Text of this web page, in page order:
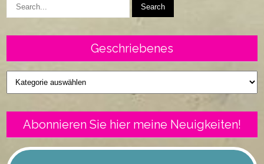
Geschriebenes
Geschriebenes
Abonnieren Sie hier meine Neuigkeiten!